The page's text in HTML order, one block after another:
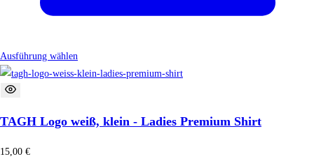
Ausführung wählen
TAGH Logo weiß, klein - Ladies Premium Shirt
15,00 €